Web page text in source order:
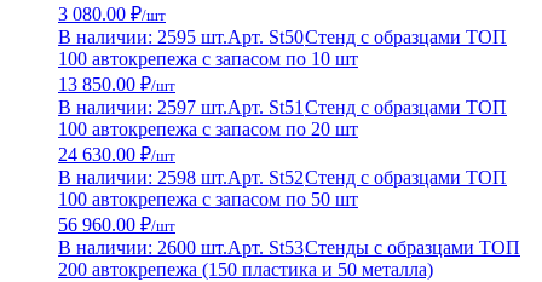
3 080.00 ₽/шт
В наличии: 2595 шт.Арт. St50Стенд с образцами ТОП
100 автокрепежа с запасом по 10 шт
13 850.00 ₽/шт
В наличии: 2597 шт.Арт. St51 Стенд с образцами ТОП
100 автокрепежа с запасом по 20 шт
24 630.00 ₽/шт
В наличии: 2598 шт.Арт. St52Стенд с образцами ТОП
100 автокрепежа с запасом по 50 шт
56 960.00 ₽/шт
В наличии: 2600 шт.Арт. St53Стенды с образцами ТОП
200 автокрепежа (150 пластика и 50 металла)